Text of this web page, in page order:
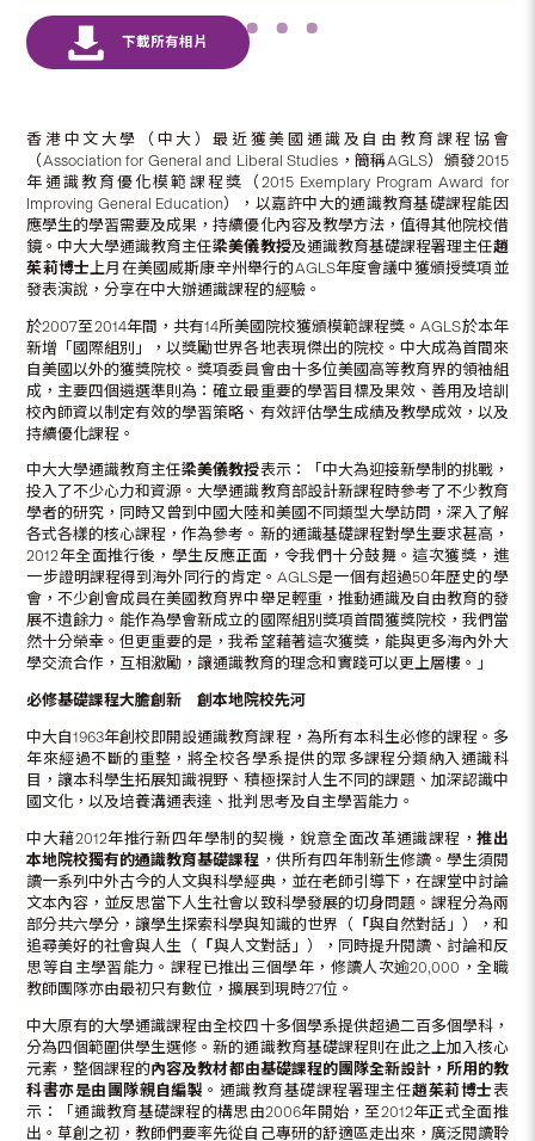
香港中文大學（中大）最近獲美國通識及自由教育課程協會
（Association for General and Liberal Studies，簡稱AGLS）頒發2015
年通識教育優化模範課程獎（2015 Exemplary Program Award for
Improving General Education），以嘉許中大的通識教育基礎課程能因
應學生的學習需要及成果，持續優化內容及教學方法，值得其他院校借
鏡。中大大學通識教育主任梁美儀教授及通識教育基礎課程署理主任趙
茱莉博士 上月在美國威斯康辛州舉行的AGLS年度會議中獲頒授獎項並
發表演說，分享在中大辦通識課程的經驗。
於2007至2014年間，共有14所美國院校獲頒模範課程獎。AGLS於本年
新增「國際組別」，以獎勵世界各地表現傑出的院校。中大成為首間來
自美國以外的獲獎院校。獎項委員會由十多位美國高等教育界的領袖組
成，主要四個遴選準則為：確立最重要的學習目標及果效、善用及培訓
校內師資以制定有效的學習策略、有效評估學生成績及教學成效，以及
持續優化課程。
中大大學通識教育主任梁美儀教授表示：「中大為迎接新學制的挑戰，
投入了不少心力和資源。大學通識教育部設計新課程時參考了不少教育
學者的研究，同時又曾到中國大陸和美國不同類型大學訪問，深入了解
各式各樣的核心課程，作為參考。新的通識基礎課程對學生要求甚高，
2012年全面推行後，學生反應正面，令我們十分鼓舞。這次獲獎，進
一步證明課程得到海外同行的肯定。AGLS是一個有超過50年歷史的學
會，不少創會成員在美國教育界中舉足輕重，推動通識及自由教育的發
展不遺餘力。能作為學會新成立的國際組別獎項首間獲獎院校，我們當
然十分榮幸。但更重要的是，我希望藉著這次獲獎，能與更多海內外大
學交流合作，互相激勵，讓通識教育的理念和實踐可以更上層樓。」
必修基礎課程大膽創新 創本地院校先河
中大自1963年創校即開設通識教育課程，為所有本科生必修的課程。多
年來經過不斷的重整，將全校各學系提供的眾多課程分類納入通識科
目，讓本科學生拓展知識視野、積極探討人生不同的課題、加深認識中
國文化，以及培養溝通表達、批判思考及自主學習能力。
中大藉2012年推行新四年學制的契機，銳意全面改革通識課程，推出
本地院校獨有的通識教育基礎課程 ，供所有四年制新生修讀。學生須閱
讀一系列中外古今的人文與科學經典，並在老師引導下，在課堂中討論
文本內容，並反思當下人生社會以致科學發展的切身問題。課程分為兩
部分共六學分，讓學生探索科學與知識的世界（ 「與自然對話」），和
追尋美好的社會與人生（ 「與人文對話」），同時提升閱讀、討論和反
思等自主學習能力。課程已推出三個學年，修讀人次逾20,000，全職
教師團隊亦由最初只有數位，擴展到現時27位。
中大原有的大學通識課程由全校四十多個學系提供超過二百多個學科，
分為四個範圍供學生選修。新的通識教育基礎課程則在此之上加入核心
元素，整個課程的內容及教材都由基礎課程的團隊全新設計，所用的教
科書亦是由團隊親自編製 。通識教育基礎課程署理主任趙茱莉博士表
示：「通識教育基礎課程的構思由2006年開始，至2012年正式全面推
出。草創之初，教師們要率先從自己專研的舒適區走出來，廣泛閱讀聆